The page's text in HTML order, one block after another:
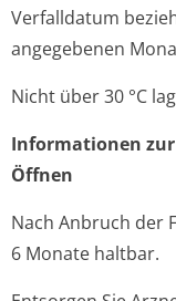
Verfalldatum
angegebenen
Nicht über 30 °C
Informationen
Öffnen
Nach Anbruch der
6 Monate haltbar.